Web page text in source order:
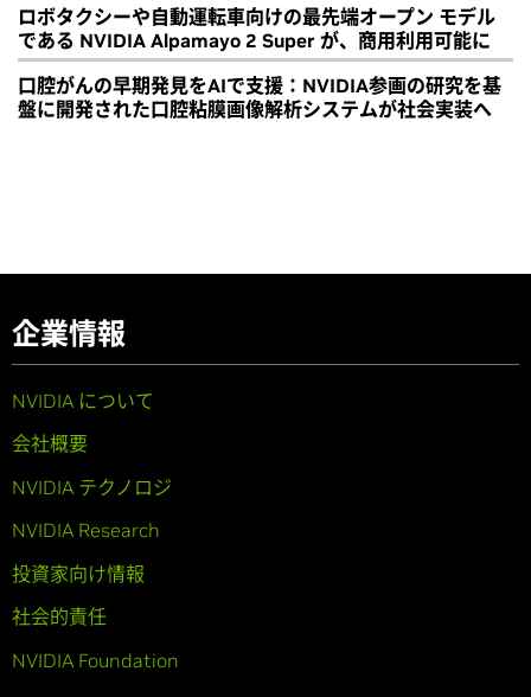
ロボタクシーや自動運転車向けの最先端オープン モデル
である NVIDIA Alpamayo 2 Super が、商用利用可能に
口腔がんの早期発見をAIで支援：NVIDIA参画の研究を基
盤に開発された口腔粘膜画像解析システムが社会実装へ
企業情報
NVIDIA について
会社概要
NVIDIA テクノロジ
NVIDIA Research
投資家向け情報
社会的責任
NVIDIA Foundation